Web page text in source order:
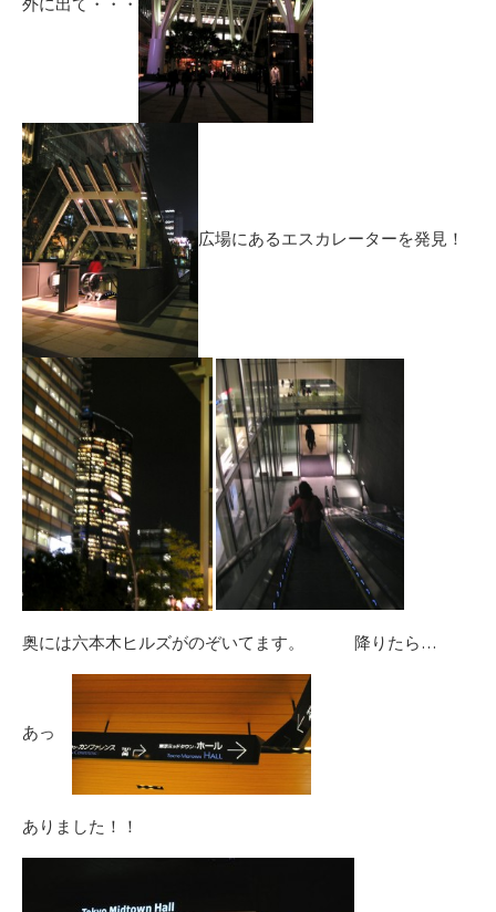
広場にあるエスカレーターを発見！
奥には六本木ヒルズがのぞいてます。 降りたら…
あっ
ありました！！